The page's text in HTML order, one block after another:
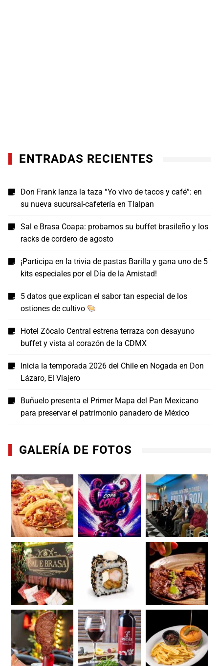
ENTRADAS RECIENTES
Don Frank lanza la taza “Yo vivo de tacos y café”: en
su nueva sucursal-cafetería en Tlalpan
Sal e Brasa Coapa: probamos su buffet brasileño y los
racks de cordero de agosto
¡Participa en la trivia de pastas Barilla y gana uno de 5
kits especiales por el Día de la Amistad!
5 datos que explican el sabor tan especial de los
ostiones de cultivo
Hotel Zócalo Central estrena terraza con desayuno
buffet y vista al corazón de la CDMX
Inicia la temporada 2026 del Chile en Nogada en Don
Lázaro, El Viajero
Buñuelo presenta el Primer Mapa del Pan Mexicano
para preservar el patrimonio panadero de México
GALERÍA DE FOTOS